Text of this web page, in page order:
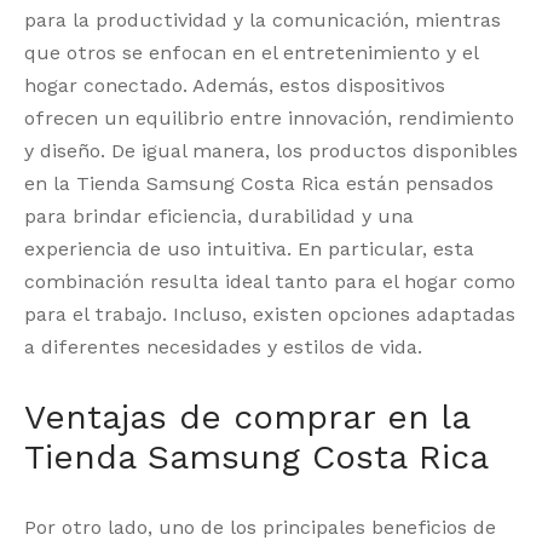
para la productividad y la comunicación, mientras
que otros se enfocan en el entretenimiento y el
hogar conectado. Además, estos dispositivos
ofrecen un equilibrio entre innovación, rendimiento
y diseño. De igual manera, los productos disponibles
en la Tienda Samsung Costa Rica están pensados
para brindar eficiencia, durabilidad y una
experiencia de uso intuitiva. En particular, esta
combinación resulta ideal tanto para el hogar como
para el trabajo. Incluso, existen opciones adaptadas
a diferentes necesidades y estilos de vida.
Ventajas de comprar en la
Tienda Samsung Costa Rica
Por otro lado, uno de los principales beneficios de